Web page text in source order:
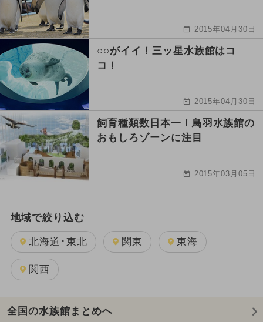
2015年04月30日
○○がイイ！三ッ星水族館はコ
コ！
2015年04月30日
飼育種類数日本一！鳥羽水族館の
おもしろゾーンに注目
2015年03月05日
地域で絞り込む
北海道･東北 関東 東海
関西
全国の水族館まとめへ